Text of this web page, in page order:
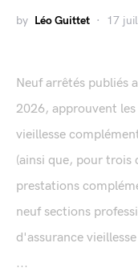
by Léo Guittet 17
Neuf arrêtés publiés
2026, approuvent
vieillesse
(ainsi que, pour trois
prestations
neuf sections
d'assurance
...